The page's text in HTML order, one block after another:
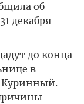
об
декабря
до конца
в
Куринный.